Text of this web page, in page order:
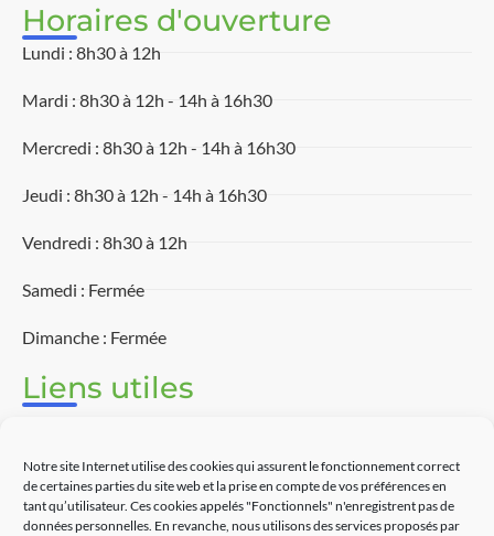
Notre site Internet utilise des cookies qui assurent le fonctionnement correct
de certaines parties du site web et la prise en compte de vos préférences en
tant qu’utilisateur. Ces cookies appelés "Fonctionnels" n'enregistrent pas de
données personnelles. En revanche, nous utilisons des services proposés par
Horaires d'ouverture
Lundi : 8h30 à 12h
Mardi : 8h30 à 12h - 14h à 16h30
Mercredi : 8h30 à 12h - 14h à 16h30
Jeudi : 8h30 à 12h - 14h à 16h30
Vendredi : 8h30 à 12h
Samedi : Fermée
Dimanche : Fermée
Liens utiles
Découvrir Touët-sur-Var
Commerces